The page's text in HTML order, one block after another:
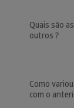
Quais são
outros ?
Como
com o